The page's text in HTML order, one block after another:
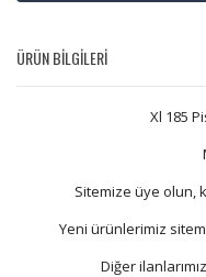
ÜRÜN BİLGİLERİ
Xl 185
Sitemize üye olun,
Yeni ürünlerimiz
Diğer